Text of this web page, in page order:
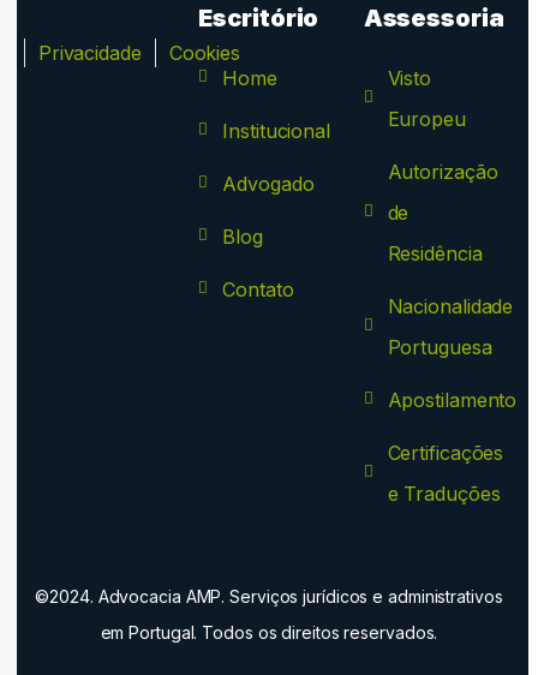
Privacidade Cookies
Escritório
Home
Institucional
Advogado
Blog
Contato
Assessoria
Visto
Europeu
Autorização
de
Residência
Nacionalidade
Portuguesa
Apostilamento
Certificações
e Traduções
©2024. Advocacia AMP. Serviços jurídicos e administrativos
em Portugal. Todos os direitos reservados.